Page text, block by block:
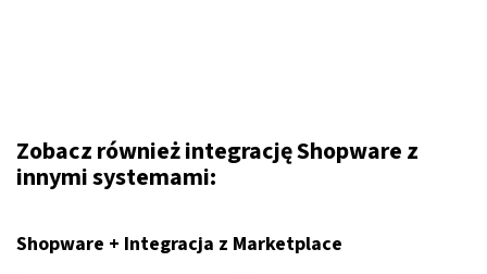
Zobacz również integrację Shopware z
innymi systemami:
Shopware + Integracja z Marketplace